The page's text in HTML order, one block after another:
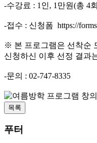
-수강료 : 1인, 1만원(총 4
-접수 : 신청폼 https://
※ 본 프로그램은 선착순
신청하신 이후 선정 결과
-문의 : 02-747-8335
목록
푸터